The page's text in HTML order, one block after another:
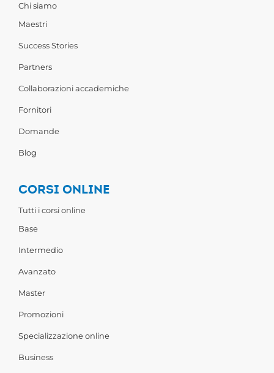
Chi siamo
Maestri
Success Stories
Partners
Collaborazioni accademiche
Fornitori
Domande
Blog
CORSI ONLINE
Tutti i corsi online
Base
Intermedio
Avanzato
Master
Promozioni
Specializzazione online
Business